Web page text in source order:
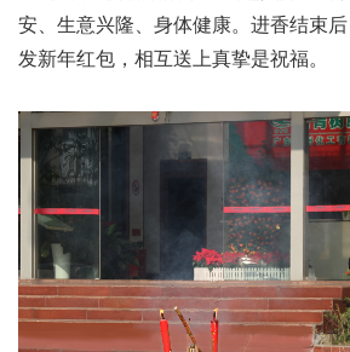
安、生意兴隆、身体健康。进香结束
发新年红包，相互送上真挚是祝福。